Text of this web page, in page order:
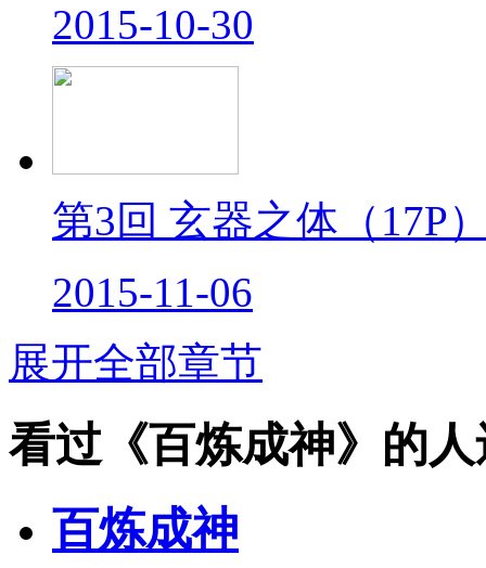
2015-10-30
第3回 玄器之体 （17P
2015-11-06
展开全部章节
看过《百炼成神》的
百炼成神